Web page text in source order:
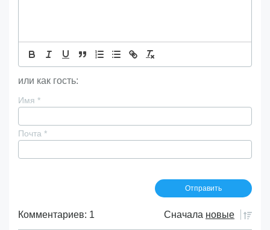
или как гость:
Имя *
Почта *
Комментариев: 1 Сначала новые